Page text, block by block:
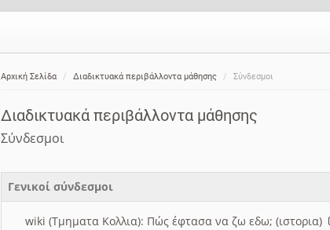
Αρχική Σελίδα Διαδικτυακά περιβάλλοντα μάθησης Σύνδεσμοι
Διαδικτυακά περιβάλλοντα μάθησης
Σύνδεσμοι
Γενικοί σύνδεσμοι
wiki (Τμηματα Κολλια): Πώς έφτασα να ζω εδω; (ιστορια)